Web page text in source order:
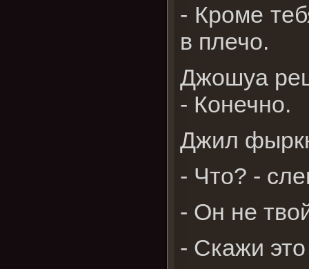
- Кроме
в плечо.
Джошуа
- Конечно.
Джил
- Что? -
- Он не
- Скажи